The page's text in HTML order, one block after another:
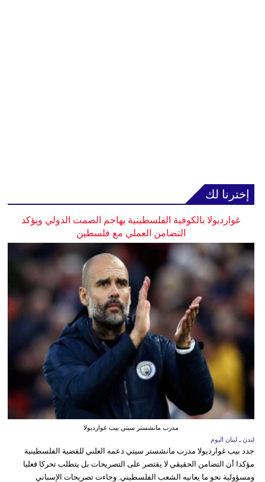
إخترنا لك
غوارديولا بالكوفية الفلسطينية يهاجم الصمت الدولي ويؤكد
التضامن العملي مع فلسطين
مدرب مانشستر سيتي بيب غوارديولا
لندن ـ لبنان اليوم
جدد بيب غوارديولا مدرب مانشستر سيتي دعمه العلني للقضية الفلسطينية
مؤكدا أن التضامن الحقيقي لا يقتصر على التصريحات بل يتطلب تحركا فعليا
ومسؤولية نحو ما يعانيه الشعب الفلسطيني. وجاءت تصريحات الإسباني